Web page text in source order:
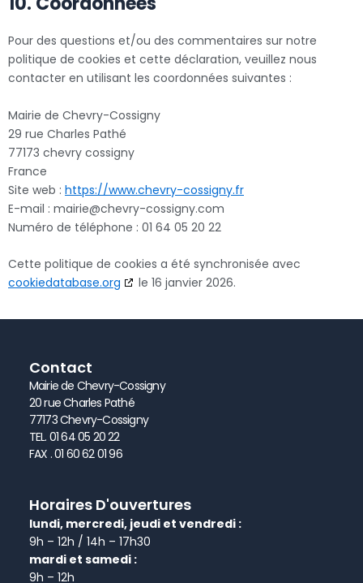
Pour des questions et/ou des commentaires sur notre
politique de cookies et cette déclaration, veuillez nous
contacter en utilisant les coordonnées suivantes :
Mairie de Chevry-Cossigny
29 rue Charles Pathé
77173 chevry cossigny
France
Site web : https://www.chevry-cossigny.fr
E-mail : mairie@chevry-cossigny.com
Numéro de téléphone : 01 64 05 20 22
Cette politique de cookies a été synchronisée avec
cookiedatabase.org
le 16 janvier 2026.
Contact
Mairie de Chevry-Cossigny
20 rue Charles Pathé
77173 Chevry-Cossigny
TEL. 01 64 05 20 22
FAX . 01 60 62 01 96
Horaires D'ouvertures
lundi, mercredi, jeudi et vendredi :
9h – 12h / 14h – 17h30
mardi et samedi :
9h – 12h